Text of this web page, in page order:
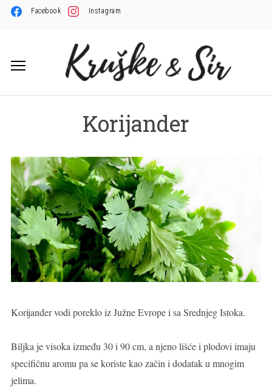
Facebook Instagram
Korijander
Korijander vodi poreklo iz Južne Evrope i sa Srednjeg Istoka.
Biljka je visoka između 30 i 90 cm, a njeno lišće i plodovi imaju
specifičnu aromu pa se koriste kao začin i dodatak u mnogim
jelima.